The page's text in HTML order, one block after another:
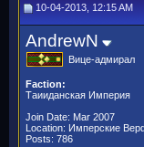
10-04-2013, 12:15 AM
AndrewN
Вице-адмирал
Faction:
Таииданская Империя
Join Date: Mar 2007
Location: Имперские
Posts: 786